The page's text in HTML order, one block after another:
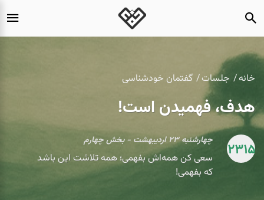
خانه جلسات گفتمان خودشناسی
هدف، فهمیدن است!
2315
چهارشنبه ۲۳ اردیبهشت - بخش چهارم
سعی کن همه‌اش بفهمی؛ همه تلاشت این باشد
که بفهمی!